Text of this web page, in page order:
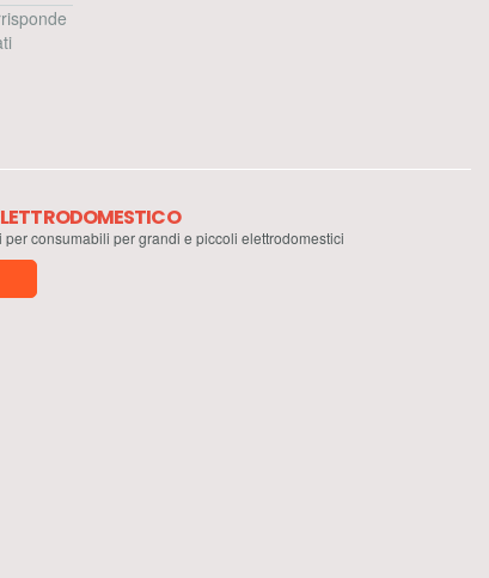
consumabili per grandi e piccoli elettrodomestici